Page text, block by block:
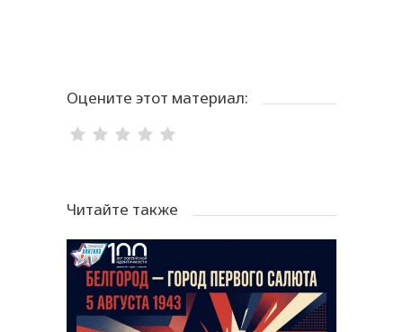
Оцените этот материал:
Читайте также